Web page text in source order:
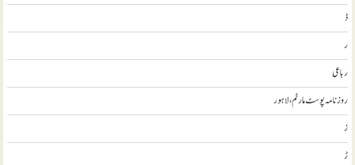
ڈ
ر
رباعی
روزنامہ پوسٹ مارٹم، لاہور
ز
ڑ